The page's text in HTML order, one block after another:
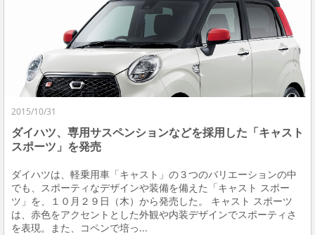
2015/10/31
ダイハツ、専用サスペンションなどを採用した「キャスト
スポーツ」を発売
ダイハツは、軽乗用車「キャスト」の３つのバリエーションの中
でも、スポーティなデザインや装備を備えた「キャスト スポー
ツ」を、１０月２９日（木）から発売した。 キャスト スポーツ
は、赤色をアクセントとした外観や内装デザインでスポーティさ
を表現。また、コペンで培っ...